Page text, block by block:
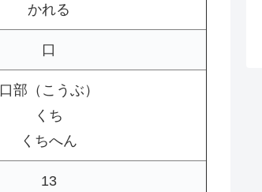
かれる
口
口部（こうぶ）
くち
くちへん
13